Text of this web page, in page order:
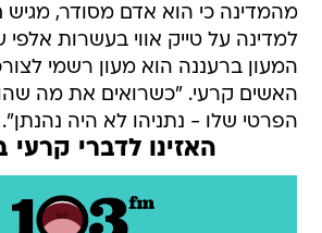
מהמדינה כי הוא אדם מסודר, מגיש
למדינה על טייק אווי בעשרות
המעון ברעננה הוא מעון רשמי
האשים קרעי. "כשרואים את מה
הפרטי שלו - נתניהו לא היה נהנתן".
האזינו לדברי קרעי